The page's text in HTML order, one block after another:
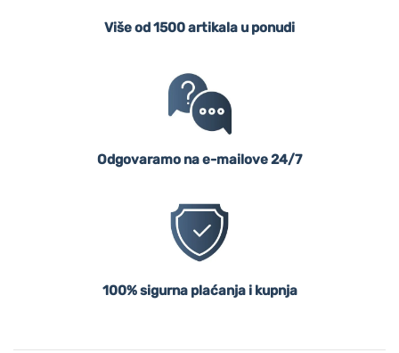
Više od 1500 artikala u ponudi
Odgovaramo na e-mailove 24/7
100% sigurna plaćanja i kupnja